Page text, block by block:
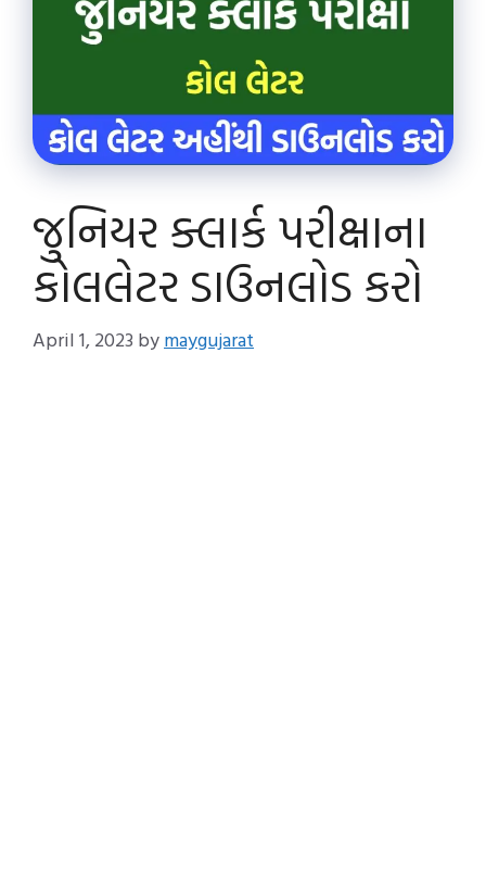
જુનિયર ક્લાર્ક પરીક્ષાના
કોલલેટર ડાઉનલોડ કરો
April 1, 2023 bymaygujarat